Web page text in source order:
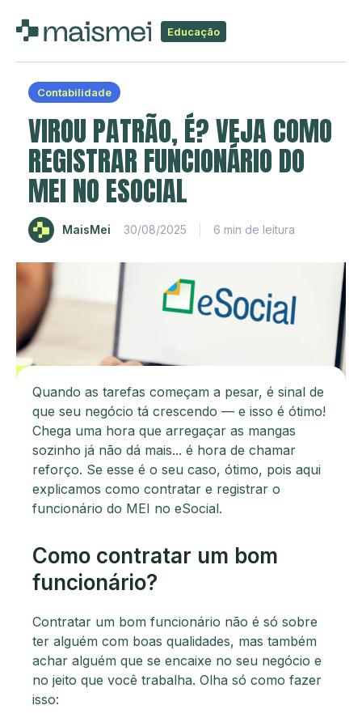
Educação
Contabilidade
VIROU PATRÃO, É? VEJA COMO
REGISTRAR FUNCIONÁRIO DO
MEI NO ESOCIAL
MaisMei 30/08/2025 6 min de leitura
Quando as tarefas começam a pesar, é sinal de
que seu negócio tá crescendo — e isso é ótimo!
Chega uma hora que arregaçar as mangas
sozinho já não dá mais... é hora de chamar
reforço. Se esse é o seu caso, ótimo, pois aqui
explicamos como contratar e registrar o
funcionário do MEI no eSocial.
Como contratar um bom
funcionário?
Contratar um bom funcionário não é só sobre
ter alguém com boas qualidades, mas também
achar alguém que se encaixe no seu negócio e
no jeito que você trabalha. Olha só como fazer
isso: